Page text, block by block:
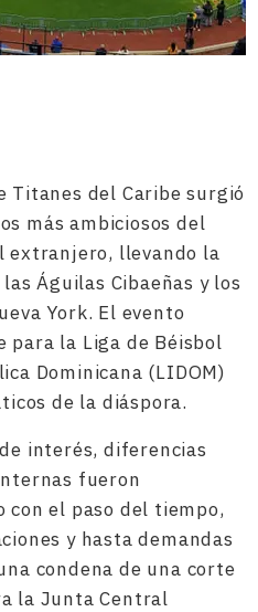
Titanes del Caribe surgió
más ambiciosos del
extranjero, llevando la
Águilas Cibaeñas y los
York. El evento
para la Liga de Béisbol
Dominicana (LIDOM)
de la diáspora.
interés, diferencias
fueron
el paso del tiempo,
y hasta demandas
condena de una corte
la Junta Central